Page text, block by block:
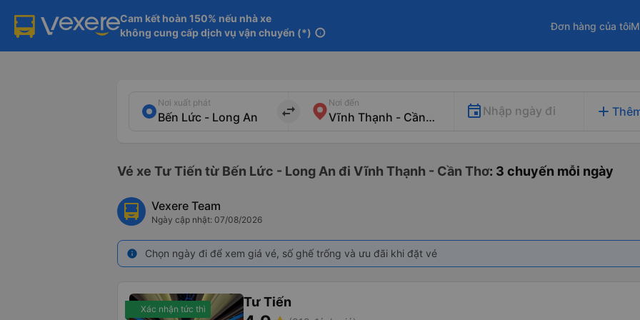
Cam kết hoàn 150% nếu nhà xe
không cung cấp dịch vụ vận chuyển (*) info
Đơn hàng của tôi
Nơi xuất phát
import_export
Nơi đến
Nhập ngày đi add
Vé xe Tư Tiến từ Bến Lức - Long An đi Vĩnh Thạnh - Cần Thơ: 3 chuyến mỗi ngày
Vexere Team
Ngày cập nhật: 07/08/2026
info Chọn ngày đi để xem giá vé, số ghế trống và ưu đãi khi đặt vé
Xác nhận tức thì Tư Tiến